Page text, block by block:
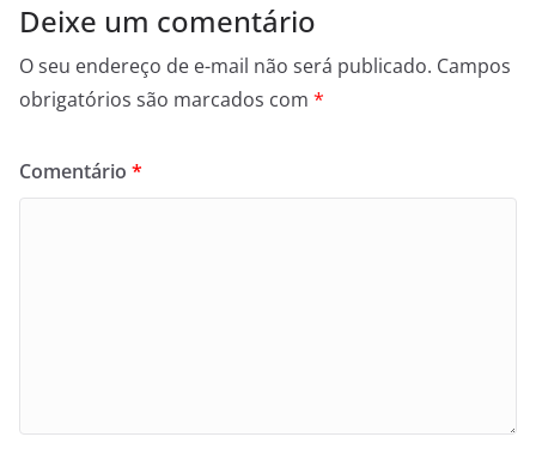
Deixe um comentário
O seu endereço de e-mail não será publicado. Campos
obrigatórios são marcados com *
Comentário *